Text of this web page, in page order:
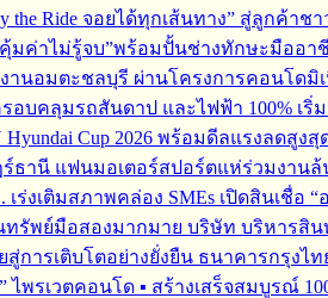
the Ride จอยได้ทุกเส้นทาง” สู่ลูกค้าช
คุ้มค่าไม่รู้จบ”พร้อมปั้นช่างทักษะมืออา
อมตะชลบุรี ผ่านโครงการคอนโดมิเนี
บคลุมรถสันดาป และไฟฟ้า 100% เริ่ม
Cup 2026 พร้อมดีลแรงลดสูง
ษฎร์ธานี แฟนมอเตอร์สปอร์ตแห่ร่วมงา
งเติมสภาพคล่อง SMEs เปิดสินเชื่อ “
รัพย์มือสองมากมาย บริษัท บริหารสิ
การเติบโตอย่างยั่งยืน ธนาคารกรุงไทย
ไพรเวตคอนโด ▪︎ สร้างเสร็จสมบูรณ์